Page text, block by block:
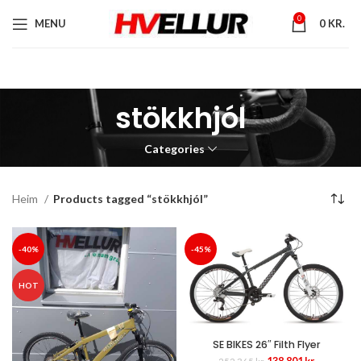
MENU 0 0 KR.
stökkhjól
Categories
Heim Products tagged “stökkhjól”
-40%
HOT
-45%
SE BIKES 26″ Filth Flyer